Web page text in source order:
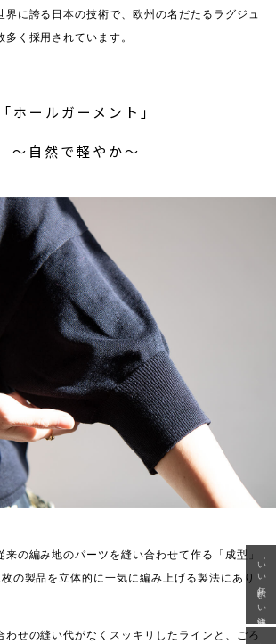
界に誇る日本の技術で、欧州の名だたるラグジュ
く採用されています。
「ホールガーメント」
〜自然で軽やか〜
来の編み地のパーツを縫い合わせて作る「成型」
の製品を立体的に一気に編み上げる製法にあり
わせの縫い代がなくスッキリしたラインと、ごろ
「いい年齢 いい洋服」